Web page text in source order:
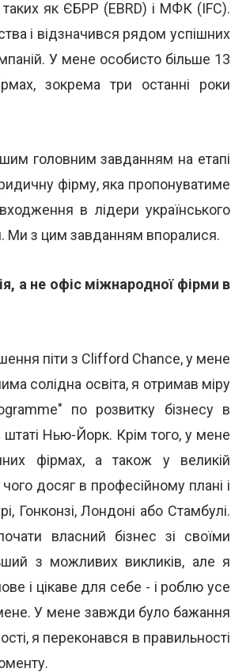
як ЄБРР (EBRD) і МФК (IFC).
і відзначився рядом успішних
У мене особисто більше 13
зокрема три останні роки
головним завданням на етапі
фірму, яка пропонуватиме
в лідери українського
Ми з цим завданням впоралися.
а не офіс міжнародної фірми в
піти з Clifford Chance, у мене
солідна освіта, я отримав міру
по розвитку бізнесу в
штаті Нью-Йорк. Крім того, у мене
фірмах, а також у великій
досяг в професійному плані і
Гонконзі, Лондоні або Стамбулі.
власний бізнес зі своїми
з можливих викликів, але я
і цікаве для себе - і роблю усе
У мене завжди було бажання
я переконався в правильності